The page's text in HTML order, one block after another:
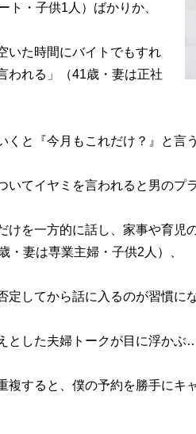
ト・子供1人）ばかりか、
いた時間にバイトでもすれ
われる」（41歳・妻は正社
くと『今月もこれだけ？』と言
いてイヤミを言われると男のプ
けを一方的に話し、家事や育
・妻は専業主婦・子供2人）、
定してから話に入るのが習慣に
とした夫婦トークが目に浮かぶ
複すると、僕の予約を勝手に